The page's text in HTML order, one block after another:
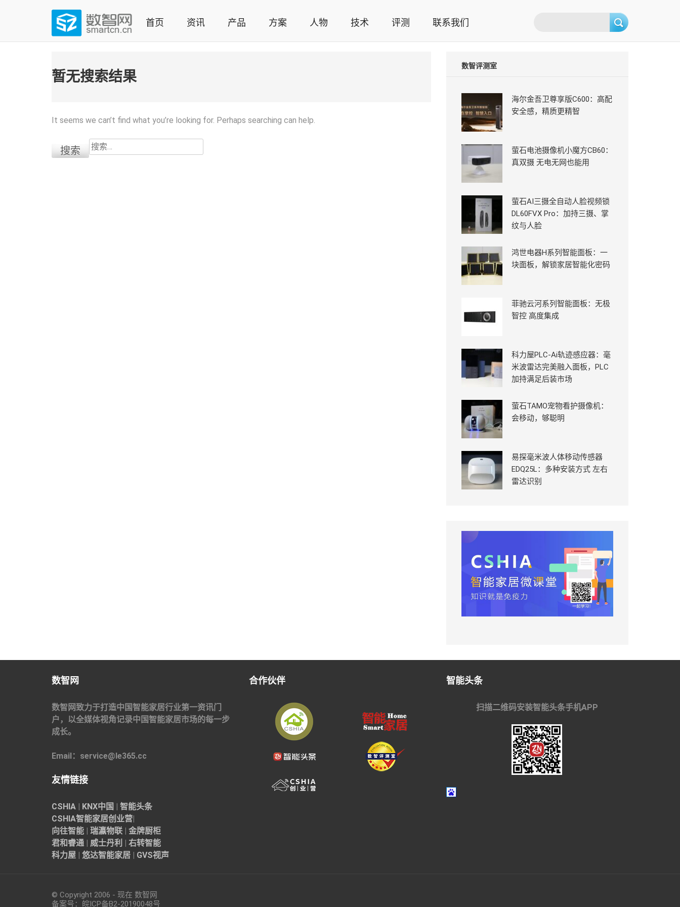
(Press
数智网
智能家居第一资讯门户 | 智能家居系统，智能家居产品，智能家居解决方案，智能家居技术应用，智能家居行业观点，智能家居项目案例
首页 资讯 产品 方案 人物 技术 评测 联系我们
暂无搜索结果
It seems we can’t find what you’re looking for. Perhaps searching can help.
搜
索：
数智评测室
海尔金吾卫尊享版C600：高配
安全感，精质更精智
萤石电池摄像机小魔方CB60：
真双摄 无电无网也能用
萤石AI三摄全自动人脸视频锁
DL60FVX Pro：加持三摄、掌
纹与人脸
鸿世电器H系列智能面板：一
块面板，解锁家居智能化密码
菲驰云河系列智能面板：无极
智控 高度集成
科力屋PLC-Ai轨迹感应器：毫
米波雷达完美融入面板，PLC
加持满足后装市场
萤石TAMO宠物看护摄像机：
会移动，够聪明
易探毫米波人体移动传感器
EDQ25L：多种安装方式 左右
雷达识别
数智网
数智网致力于打造中国智能家居行业第一资讯门
户，以全媒体视角记录中国智能家居市场的每一步
成长。
Email：service@le365.cc
友情链接
CSHIA | KNX中国 | 智能头条
CSHIA智能家居创业营|
向往智能 | 瑞瀛物联 | 金牌厨柜
君和睿通 | 威士丹利 | 右转智能
科力屋 | 悠达智能家居 | GVS视声
合作伙伴 智能头条
扫描二维码安装智能头条手机APP
© Copyright 2006 - 现在 数智网
备案号： 皖ICP备B2-20190048号